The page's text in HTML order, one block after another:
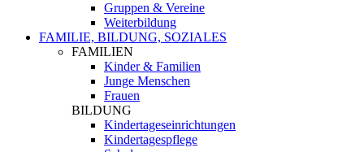
Gruppen & Vereine
Weiterbildung
FAMILIE, BILDUNG, SOZIALES
FAMILIEN
Kinder & Familien
Junge Menschen
Frauen
BILDUNG
Kindertageseinrichtungen
Kindertagespflege